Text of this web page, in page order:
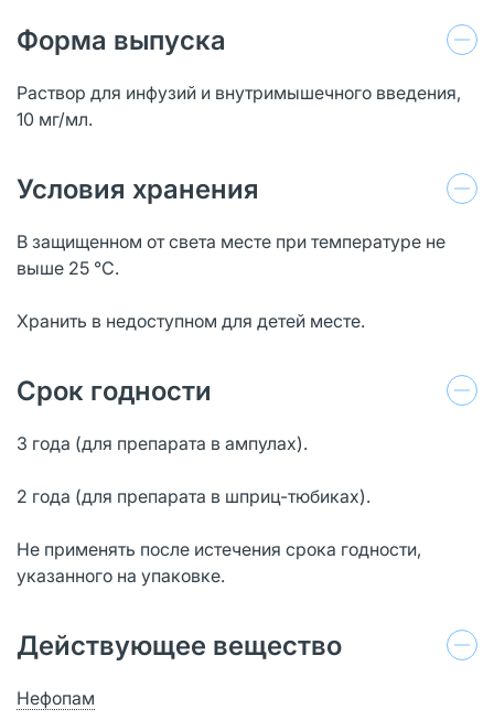
Форма выпуска
Раствор для инфузий и внутримышечного введения,
10 мг/мл.
Условия хранения
В защищенном от света месте при температуре не
выше 25 °С.
Хранить в недоступном для детей месте.
Срок годности
3 года (для препарата в ампулах).
2 года (для препарата в шприц-тюбиках).
Не применять после истечения срока годности,
указанного на упаковке.
Действующее вещество
Нефопам